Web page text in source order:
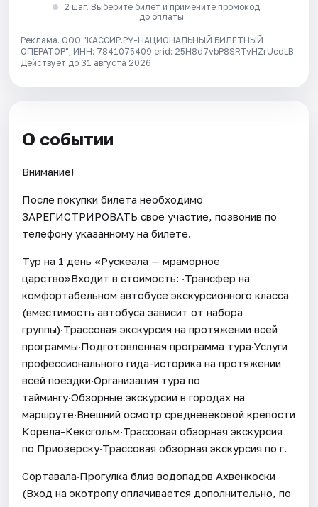
2 шаг. Выберите билет и примените промокод
до оплаты
Реклама. ООО "КАССИР.РУ-НАЦИОНАЛЬНЫЙ БИЛЕТНЫЙ
ОПЕРАТОР", ИНН: 7841075409 erid: 25H8d7vbP8SRTvHZrUcdLB.
Действует до 31 августа 2026
О событии
Внимание!
После покупки билета необходимо
ЗАРЕГИСТРИРОВАТЬ свое участие, позвонив по
телефону указанному на билете.
Тур на 1 день «Рускеала — мраморное
царство»Входит в стоимость: ·Трансфер на
комфортабельном автобусе экскурсионного класса
(вместимость автобуса зависит от набора
группы)·Трассовая экскурсия на протяжении всей
программы·Подготовленная программа тура·Услуги
профессионального гида-историка на протяжении
всей поездки·Организация тура по
таймингу·Обзорные экскурсии в городах на
маршруте·Внешний осмотр средневековой крепости
Корела-Кексгольм·Трассовая обзорная экскурсия
по Приозерску·Трассовая обзорная экскурсия по г.
Сортавала·Прогулка близ водопадов Ахвенкоски
(Вход на экотропу оплачивается дополнительно, по